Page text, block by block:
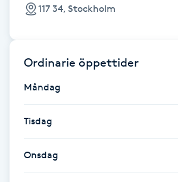
Gruppträning
Gua Sha-massage
Hatha Yoga
Headspa
117 34, Stockholm
Ordinarie öppettider
Måndag
Tisdag
Onsdag